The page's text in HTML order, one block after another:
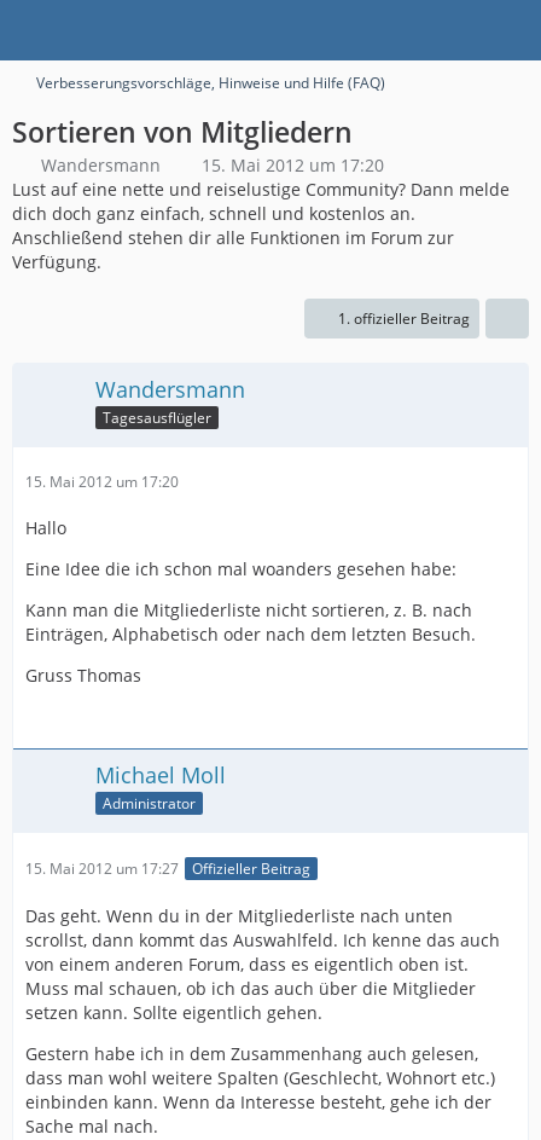
Verbesserungsvorschläge, Hinweise und Hilfe (FAQ)
Sortieren von Mitgliedern
Wandersmann
15. Mai 2012 um 17:20
Lust auf eine nette und reiselustige Community? Dann melde
dich doch ganz einfach, schnell und kostenlos an.
Anschließend stehen dir alle Funktionen im Forum zur
Verfügung.
1. offizieller Beitrag
Wandersmann
Tagesausflügler
15. Mai 2012 um 17:20
Hallo
Eine Idee die ich schon mal woanders gesehen habe:
Kann man die Mitgliederliste nicht sortieren, z. B. nach
Einträgen, Alphabetisch oder nach dem letzten Besuch.
Gruss Thomas
Michael Moll
Administrator
15. Mai 2012 um 17:27 Offizieller Beitrag
Das geht. Wenn du in der Mitgliederliste nach unten
scrollst, dann kommt das Auswahlfeld. Ich kenne das auch
von einem anderen Forum, dass es eigentlich oben ist.
Muss mal schauen, ob ich das auch über die Mitglieder
setzen kann. Sollte eigentlich gehen.
Gestern habe ich in dem Zusammenhang auch gelesen,
dass man wohl weitere Spalten (Geschlecht, Wohnort etc.)
einbinden kann. Wenn da Interesse besteht, gehe ich der
Sache mal nach.